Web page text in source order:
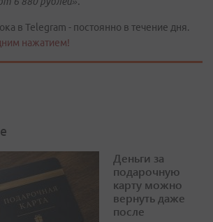
в Telegram - постоянно в течение дня.
нажатием!
Деньги за
подарочную
карту можно
вернуть даже
после